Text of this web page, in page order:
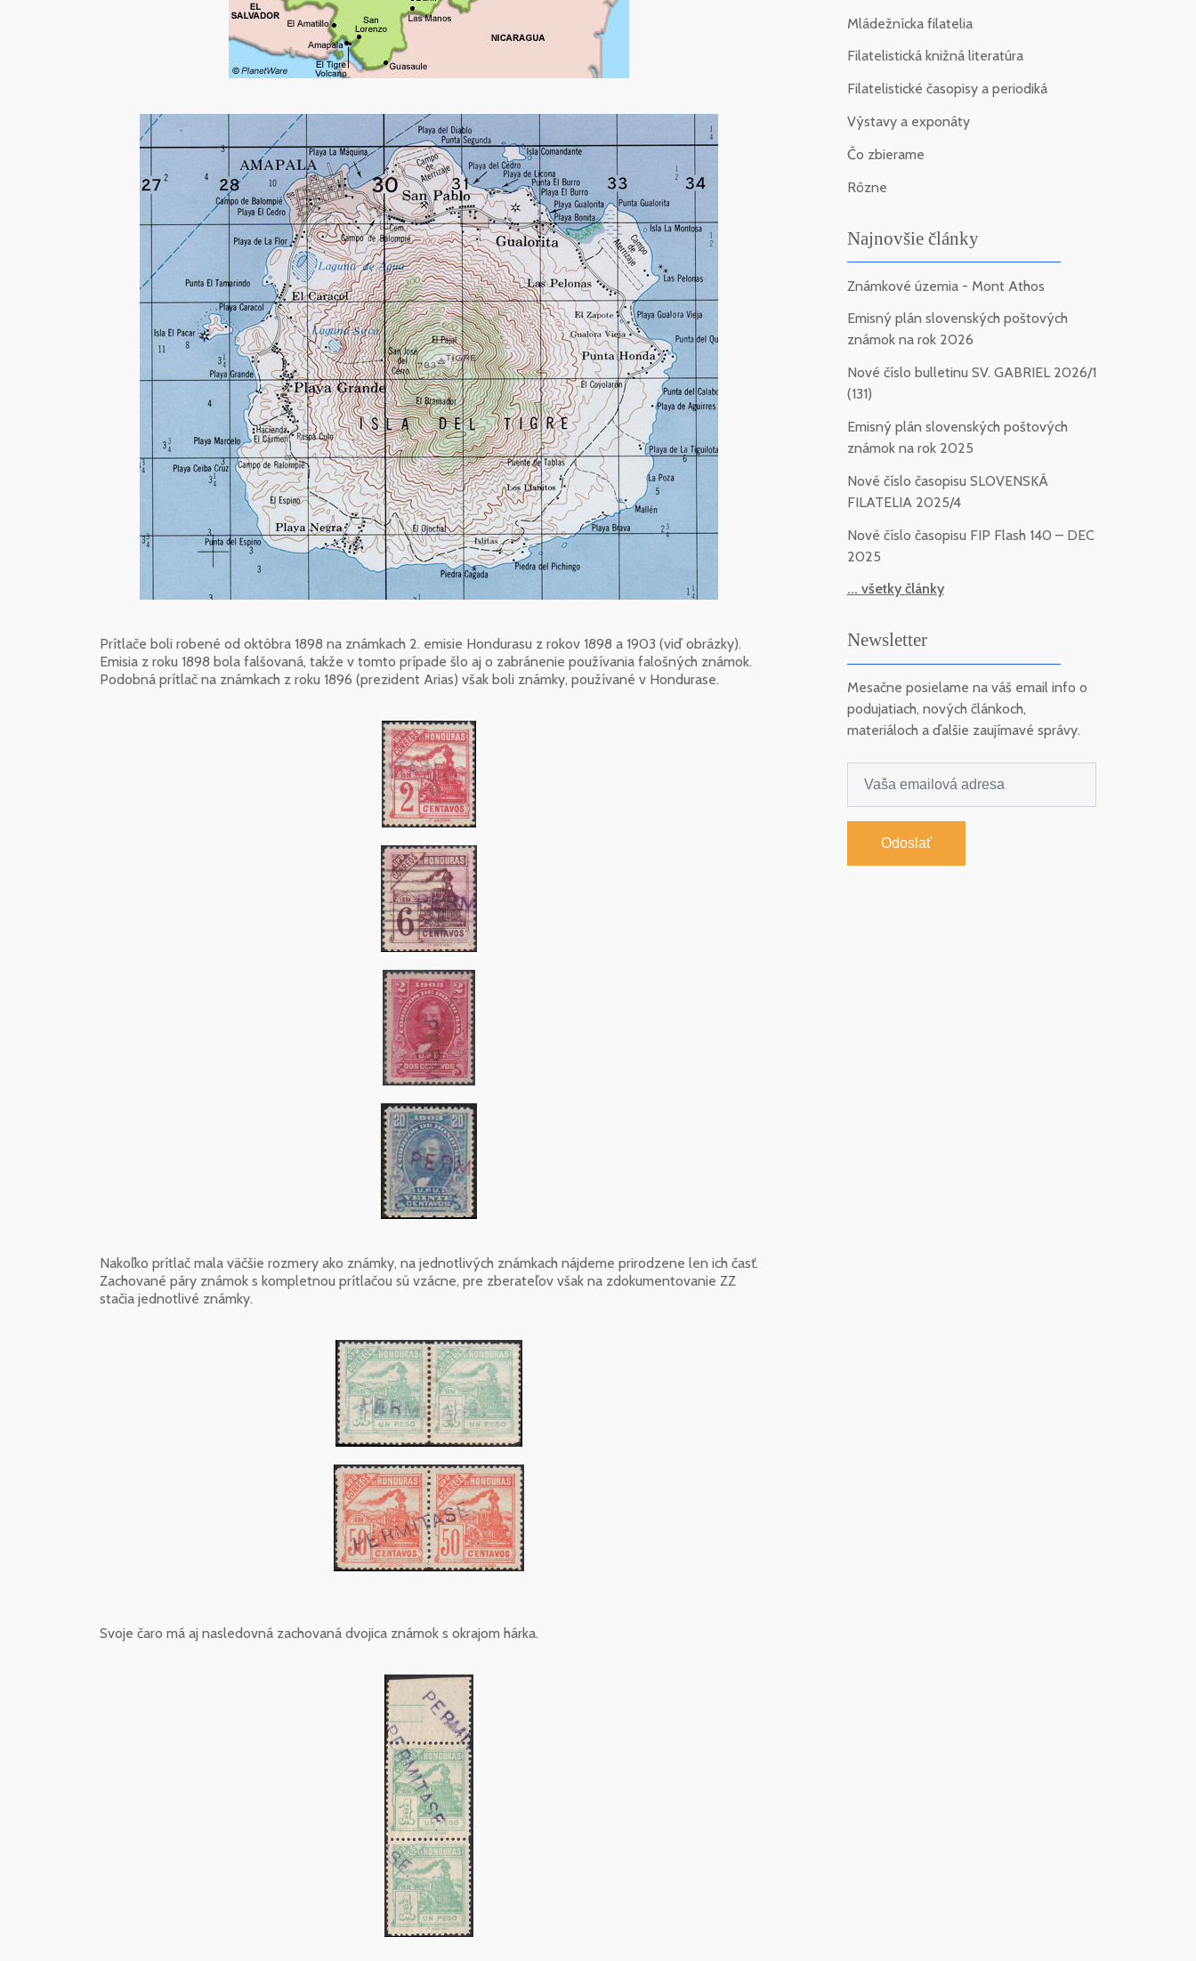
Prítlače boli robené od októbra 1898 na známkach 2. emisie Hondurasu z rokov 1898 a 1903 (viď obrázky).
Emisia z roku 1898 bola falšovaná, takže v tomto prípade šlo aj o zabránenie používania falošných známok.
Podobná prítlač na známkach z roku 1896 (prezident Arias) však boli známky, používané v Hondurase.
Nakoľko prítlač mala väčšie rozmery ako známky, na jednotlivých známkach nájdeme prirodzene len ich časť.
Zachované páry známok s kompletnou prítlačou sú vzácne, pre zberateľov však na zdokumentovanie ZZ
stačia jednotlivé známky.
Svoje čaro má aj nasledovná zachovaná dvojica známok s okrajom hárka.
Mládežnícka filatelia
Filatelistická knižná literatúra
Filatelistické časopisy a periodiká
Výstavy a exponáty
Čo zbierame
Rôzne
Najnovšie články
Známkové územia - Mont Athos
Emisný plán slovenských poštových
známok na rok 2026
Nové číslo bulletinu SV. GABRIEL 2026/1
(131)
Emisný plán slovenských poštových
známok na rok 2025
Nové číslo časopisu SLOVENSKÁ
FILATELIA 2025/4
Nové číslo časopisu FIP Flash 140 – DEC
2025
... všetky články
Newsletter
Mesačne posielame na váš email info o
podujatiach, nových článkoch,
materiáloch a ďalšie zaujímavé správy.
Odoslať